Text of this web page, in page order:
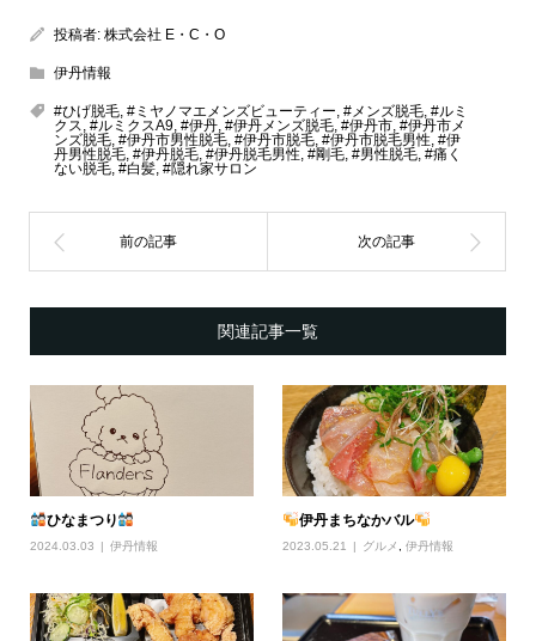
投稿者: 株式会社 E・C・O
伊丹情報
#ひげ脱毛, #ミヤノマエメンズビューティー #メンズ脱毛, #ルミ
クス #ルミクスA9, #伊丹, #伊丹メンズ脱毛, #伊丹市, #伊丹市メ
ンズ脱毛, #伊丹市男性脱毛, #伊丹市脱毛, #伊丹市脱毛男性, #伊
丹男性脱毛, #伊丹脱毛, #伊丹脱毛男性, #剛毛, #男性脱毛, #痛く
ない脱毛, #白髪, #隠れ家サロン
関連記事一覧
ひなまつり
2024.03.03 伊丹情報
伊丹まちなかバル
2023.05.21 グルメ ,伊丹情報